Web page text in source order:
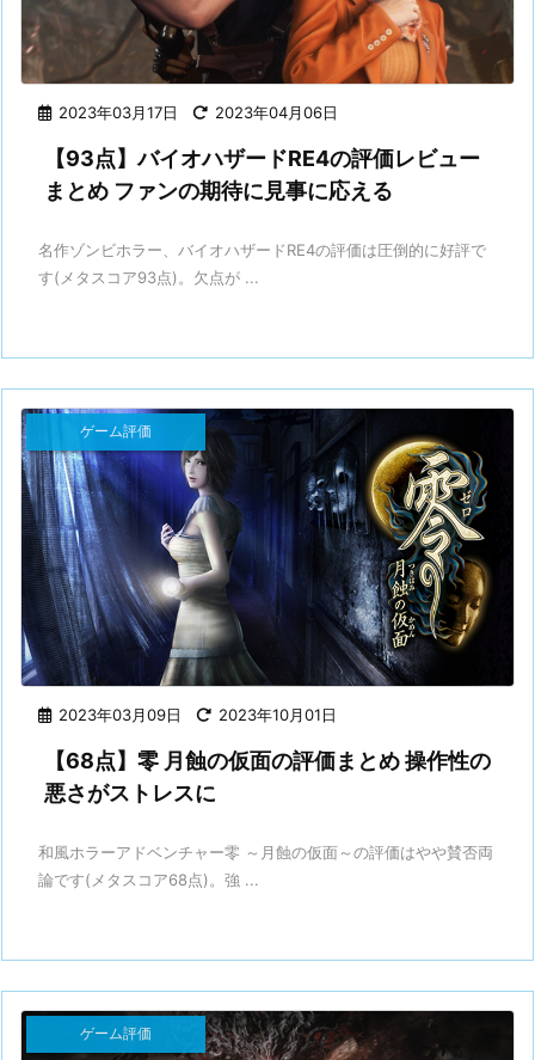
2023年03月17日 2023年04月06日
【93点】バイオハザードRE4の評価レビュー
まとめ ファンの期待に見事に応える
名作ゾンビホラー、バイオハザードRE4の評価は圧倒的に好評で
す(メタスコア93点)。欠点が ...
2023年03月09日 2023年10月01日
ゲーム評価
【68点】零 月蝕の仮面の評価まとめ 操作性の
悪さがストレスに
和風ホラーアドベンチャー零 ～月蝕の仮面～の評価はやや賛否両
論です(メタスコア68点)。強 ...
ゲーム評価